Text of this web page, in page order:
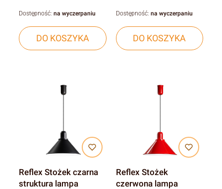
DO KOSZYKA
Dostępność: na wyczerpaniu
DO KOSZYKA
Dostępność: na wyczerpaniu
Reflex Stożek czarna
struktura lampa
Reflex Stożek
czerwona lampa